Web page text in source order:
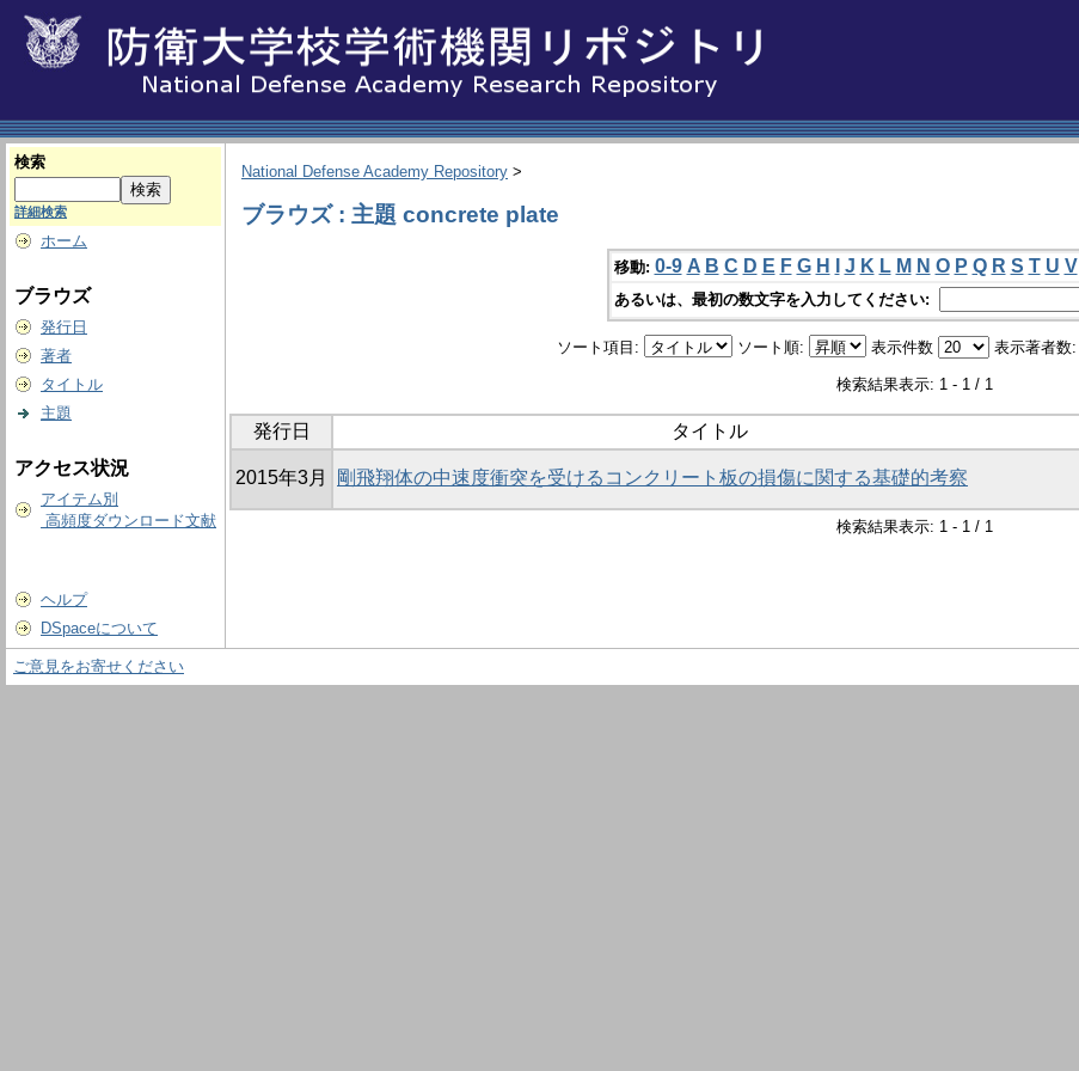
検索
詳細検索
ホーム
ブラウズ
発行日
著者
タイトル
主題
アクセス状況
アイテム別
高頻度ダウンロード文献
ヘルプ
DSpaceについて
National Defense Academy Repository >
ブラウズ : 主題 concrete plate
移動: 0-9 A B C D E F G H J K L M N O P Q R S T U V
あるいは、最初の数文字を入力してください:
ソート項目: ソート順: 表示件数 表示著者数:
検索結果表示: 1 - 1 / 1
発行日 タイトル
2015年3月 剛飛翔体の中速度衝突を受けるコンクリート板の損傷に関する基礎的考察
検索結果表示: 1 - 1 / 1
ご意見をお寄せください